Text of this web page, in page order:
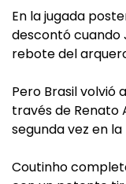
En la jugada
descontó cuando
rebote del
Pero Brasil volvió
través de Renato
segunda vez en la
Coutinho